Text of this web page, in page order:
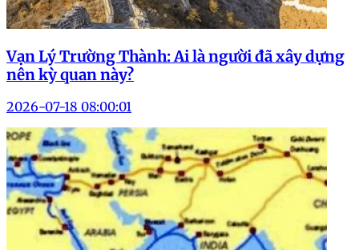
Vạn Lý Trường Thành: Ai là người đã xây dựng
nên kỳ quan này?
2026-07-18 08:00:01